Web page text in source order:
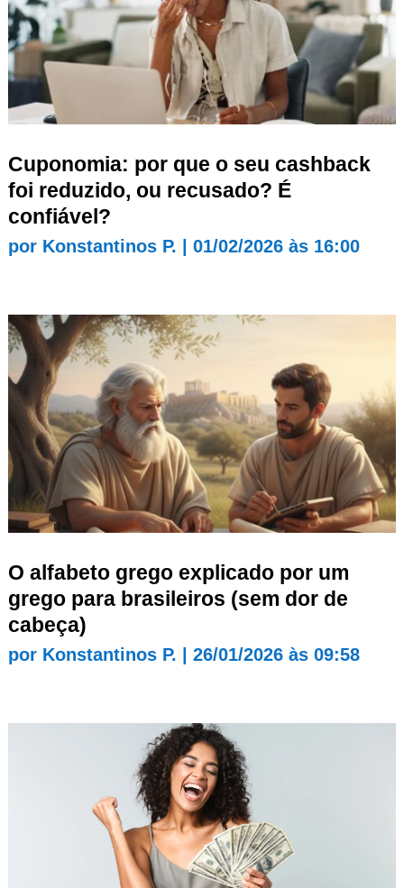
Cuponomia: por que o seu cashback
foi reduzido, ou recusado? É
confiável?
por Konstantinos P. 01/02/2026 às 16:00
O alfabeto grego explicado por um
grego para brasileiros (sem dor de
cabeça)
por Konstantinos P. 26/01/2026 às 09:58